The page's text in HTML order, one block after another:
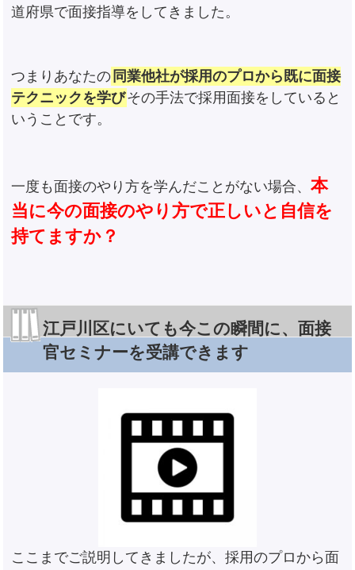
道府県で面接指導をしてきました。
つまりあなたの 同業他社が採用のプロから既に面接
テクニックを学びその手法で採用面接をしていると
いうことです。
一度も面接のやり方を学んだことがない場合、本
当に今の面接のやり方で正しいと自信を
持てますか？
江戸川区にいても今この瞬間に、面接
官セミナーを受講できます
ここまでご説明してきましたが、採用のプロから面